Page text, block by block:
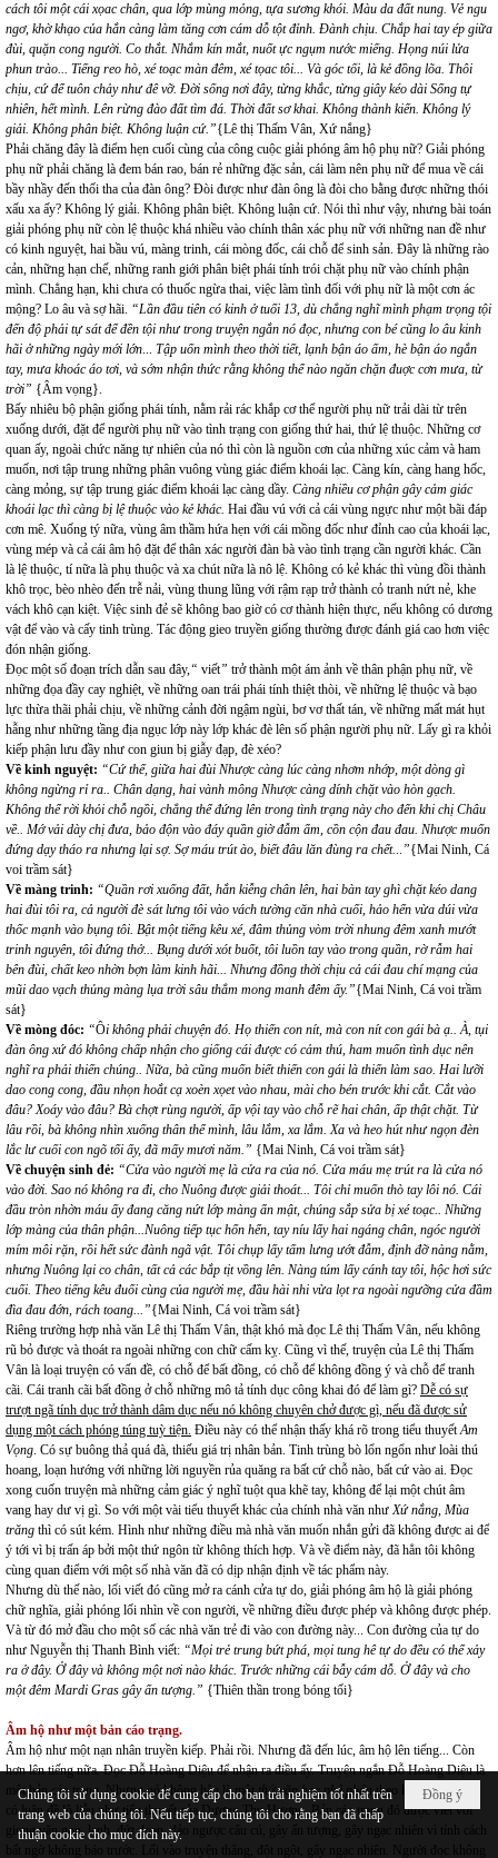
cách tôi một cái xọac chân, qua lớp mùng mỏng, tựa sương khói. Màu da đất nung. Vẻ ngu
ngơ, khờ khạo của hắn càng làm tăng cơn cám dỗ tột đỉnh. Đành chịu. Chắp hai tay ép giữa
đùi, quặn cong người. Co thắt. Nhắm kín mắt, nuốt ực ngụm nước miếng. Họng núi lửa
phun trào... Tiếng reo hò, xé toạc màn đêm, xé tọac tôi... Và góc tối, là kẻ đồng lõa. Thôi
chịu, cứ để tuôn chảy như đê vỡ. Đời sống nơi đây, từng khắc, từng giây kéo dài Sống tự
nhiên, hết mình. Lên rừng đào đất tìm đá. Thời đất sơ khai. Không thành kiến. Không lý
giải. Không phân biệt. Không luận cứ.”{Lê thị Thấm Vân, Xứ nắng}
Phải chăng đây là điểm hẹn cuối cùng của công cuộc giải phóng âm hộ phụ nữ? Giải phóng
phụ nữ phải chăng là đem bán rao, bán rẻ những đặc sản, cái làm nên phụ nữ để mua về cái
bầy nhầy đến thối tha của đàn ông? Đòi được như đàn ông là đòi cho bằng được những thói
xấu xa ấy? Không lý giải. Không phân biệt. Không luận cứ. Nói thì như vậy, nhưng bài toán
giải phóng phụ nữ còn lệ thuộc khá nhiều vào chính thân xác phụ nữ với những nan đề như
có kinh nguyệt, hai bầu vú, màng trinh, cái mòng đốc, cái chỗ để sinh sản. Đây là những rào
cản, những hạn chế, những ranh giới phân biệt phái tính trói chặt phụ nữ vào chính phận
mình. Chẳng hạn, khi chưa có thuốc ngừa thai, việc làm tình đối với phụ nữ là một cơn ác
mộng? Lo âu và sợ hãi. “Lần đầu tiên có kinh ở tuổi 13, dù chẳng nghĩ mình phạm trọng tội
đến độ phải tự sát để đền tội như trong truyện ngắn nó đọc, nhưng con bé cũng lo âu kinh
hãi ở những ngày mới lớn... Tập uốn mình theo thời tiết, lạnh bận áo ấm, hè bận áo ngắn
tay, mưa khoác áo tơi, và sớm nhận thức rằng không thể nào ngăn chặn đuợc cơn mưa, từ
trời” {Âm vọng}.
Bấy nhiêu bộ phận giống phái tính, nằm rải rác khắp cơ thể người phụ nữ trải dài từ trên
xuống dưới, đặt để người phụ nữ vào tình trạng con giống thứ hai, thứ lệ thuộc. Những cơ
quan ấy, ngoài chức năng tự nhiên của nó thì còn là nguồn cơn của những xúc cảm và ham
muốn, nơi tập trung những phân vuông vùng giác điểm khoái lạc. Càng kín, càng hang hốc,
càng mỏng, sự tập trung giác điểm khoái lạc càng dầy. Càng nhiều cơ phận gây cảm giác
khoái lạc thì càng bị lệ thuộc vào kẻ khác. Hai đầu vú với cả cái vùng ngực như một bãi đáp
cơn mê. Xuống tý nữa, vùng âm thầm hứa hẹn với cái mồng đốc như đỉnh cao của khoái lạc,
vùng mép và cả cái âm hộ đặt để thân xác người đàn bà vào tình trạng cần người khác. Cần
là lệ thuộc, tí nữa là phụ thuộc và xa chút nữa là nô lệ. Không có kẻ khác thì vùng đồi thành
khô trọc, bèo nhèo đến trễ nải, vùng thung lũng với rậm rạp trở thành cỏ tranh nứt nẻ, khe
vách khô cạn kiệt. Việc sinh đẻ sẽ không bao giờ có cơ thành hiện thực, nếu không có dương
vật để vào và cấy tinh trùng. Tác động gieo truyền giống thường được đánh giá cao hơn việc
đón nhận giống.
Đọc một số đoạn trích dẫn sau đây,“ viết” trở thành một ám ảnh về thân phận phụ nữ, về
những đọa đầy cay nghiệt, về những oan trái phái tính thiệt thòi, về những lệ thuộc và bạo
lực thừa thãi phải chịu, về những cảnh đời ngậm ngùi, bơ vơ thất tán, về những mất mát hụt
hẫng như những tầng địa ngục lớp này lớp khác đè lên số phận người phụ nữ. Lấy gì ra khỏi
kiếp phận lưu đầy như con giun bị giẫy đạp, đè xéo?
Về kinh nguyệt: “Cứ thế, giữa hai đùi Nhược càng lúc càng nhơm nhớp, một dòng gì
không ngừng rỉ ra.. Chân dạng, hai vành mông Nhược càng dính chặt vào hòn gạch.
Không thể rời khỏi chỗ ngồi, chẳng thể đứng lên trong tình trạng này cho đến khi chị Châu
về.. Mớ vải dày chị đưa, bảo độn vào đáy quần giờ đẫm ẩm, cồn cộn đau đau. Nhược muốn
đứng dạy tháo ra nhưng lại sợ. Sợ máu trút ào, biết đâu lăn đùng ra chết...”{Mai Ninh, Cá
voi trầm sát}
Về màng trinh: “Quần rơi xuống đất, hắn kiễng chân lên, hai bàn tay ghì chặt kéo dang
hai đùi tôi ra, cả người đè sát lưng tôi vào vách tường căn nhà cuối, hảo hển vừa dúi vừa
thốc mạnh vào bụng tôi. Bật một tiếng kêu xé, đâm thủng vòm trời nhung đêm xanh mướt
trinh nguyên, tôi đứng thở... Bụng dưới xót buốt, tôi luồn tay vào trong quần, rờ rẫm hai
bên đùi, chất keo nhờn bợn làm kinh hãi... Nhưng đồng thời chịu cả cái đau chí mạng của
mũi dao vạch thủng màng lụa trời sâu thẳm mong manh đêm ấy.”{Mai Ninh, Cá voi trầm
sát}
Về mòng đóc: “Ôi không phải chuyện đó. Họ thiến con nít, mà con nít con gái bà ạ.. À, tụi
đàn ông xứ đó không chấp nhận cho giống cái được có cảm thú, ham muốn tình dục nên
nghĩ ra phải thiến chúng.. Nữa, bà cũng muốn biết thiến con gái là thiến làm sao. Hai lưỡi
dao cong cong, đầu nhọn hoắt cạ xoèn xọet vào nhau, mài cho bén trước khi cắt. Cắt vào
đâu? Xoáy vào đâu? Bà chợt rùng người, ấp vội tay vào chỗ rẽ hai chân, ấp thật chặt. Từ
lâu rồi, bà không nhìn xuống thân thể mình, lâu lắm, xa lắm. Xa và heo hút như ngọn đèn
lắc lư cuối con ngõ tối ấy, đã mấy mươi năm.” {Mai Ninh, Cá voi trầm sát}
Về chuyện sinh đẻ: “Cửa vào người mẹ là cửa ra của nó. Cửa máu mẹ trút ra là cửa nó
vào đời. Sao nó không ra đi, cho Nuông được giải thoát... Tôi chỉ muốn thò tay lôi nó. Cái
đầu tròn nhờn máu ấy đang căng nứt lớp màng ẩn mật, chúng sắp sửa bị xé toạc.. Những
lớp màng của thân phận...Nuông tiếp tục hổn hển, tay níu lấy hai ngáng chân, ngóc người
mím môi rặn, rồi hết sức đành ngã vật. Tôi chụp lấy tấm lưng ướt đẫm, định đỡ nàng nằm,
nhưng Nuông lại co chân, tất cả các bắp tịt vồng lên. Nàng túm lấy cánh tay tôi, hộc hơi sức
cuối. Theo tiếng kêu đuối cùng của người mẹ, đầu hài nhi vừa lọt ra ngoài ngưỡng cửa đầm
đìa đau đớn, rách toang...”{Mai Ninh, Cá voi trầm sát}
Riêng trường hợp nhà văn Lê thị Thấm Vân, thật khó mà đọc Lê thị Thấm Vân, nếu không
rũ bỏ được và thoát ra ngoài những con chữ cấm kỵ. Cũng vì thế, truyện của Lê thị Thấm
Vân là loại truyện có vấn đề, có chỗ để bất đồng, có chỗ để không đồng ý và chỗ để tranh
cãi. Cái tranh cãi bất đồng ở chỗ những mô tả tính dục công khai đó để làm gì? Dễ có sự
trượt ngã tính dục trở thành dâm dục nếu nó không chuyên chở được gì, nếu đã được sử
dụng một cách phóng túng tuỳ tiện. Điều này có thể nhận thấy khá rõ trong tiểu thuyếtAm
Vọng. Có sự buông thả quá đà, thiếu giá trị nhân bản. Tinh trùng bò lổn ngổn như loài thú
hoang, loạn hướng với những lời nguyền rủa quăng ra bất cứ chỗ nào, bất cứ vào ai. Đọc
xong cuốn truyện mà những cảm giác ý nghĩ tuột qua khẽ tay, không để lại một chút âm
vang hay dư vị gì. So với một vài tiểu thuyết khác của chính nhà văn nhưXứ nắng, Mùa
trăng thì có sút kém. Hình như những điều mà nhà văn muốn nhắn gửi đã không được ai để
ý tới vì bị trấn áp bởi một thứ ngôn từ không thích hợp. Và về điểm này, đã hẳn tôi không
cùng quan điểm với một số nhà văn đã có dịp nhận định về tác phẩm này.
Nhưng dù thế nào, lối viết đó cũng mở ra cánh cửa tự do, giải phóng âm hộ là giải phóng
chữ nghĩa, giải phóng lối nhìn về con người, về những điều được phép và không được phép.
Và từ đó mở đầu cho một số các nhà văn trẻ đi vào con đường này... Con đường của tự do
như Nguyễn thị Thanh Bình viết: “Mọi trẻ trung bứt phá, mọi tung hê tự do đều có thể xảy
ra ở đây. Ở đây và không một nơi nào khác. Trước những cái bẫy cám dỗ. Ở đây và cho
một đêm Mardi Gras gây ấn tượng.” {Thiên thần trong bóng tối}
Âm hộ như một bản cáo trạng.
Âm hộ như một nạn nhân truyền kiếp. Phải rồi. Nhưng đã đến lúc, âm hộ lên tiếng... Còn
hơn lên tiếng nữa. Đọc Đỗ Hoàng Diệu để nhận ra điều ấy. Truyện ngắn Đỗ Hoàng Diệu là
một bản cáo trạng. Nhưng nó không hẳn là mộtthứ văn học phê phán theo kiểu phê phán
có luận đề lộ liễu như tiểu thuyết của Dương Thu Hương. Bản cáo trạng đó được viết với
giọng văn gọn, lạnh, đứt đoạn, đảo ngược câu cú, gây ấn tượng, gây ngạc nhiên vì tính cách
bất ngờ không báo trước. Lối vào truyện thẳng, đột ngột, gây ngạc nhiên. Người đọc không
Đồng ý
Chúng tôi sử dụng cookie để cung cấp cho bạn trải nghiệm tốt nhất trên
trang web của chúng tôi. Nếu tiếp tục, chúng tôi cho rằng bạn đã chấp
thuận cookie cho mục đích này.